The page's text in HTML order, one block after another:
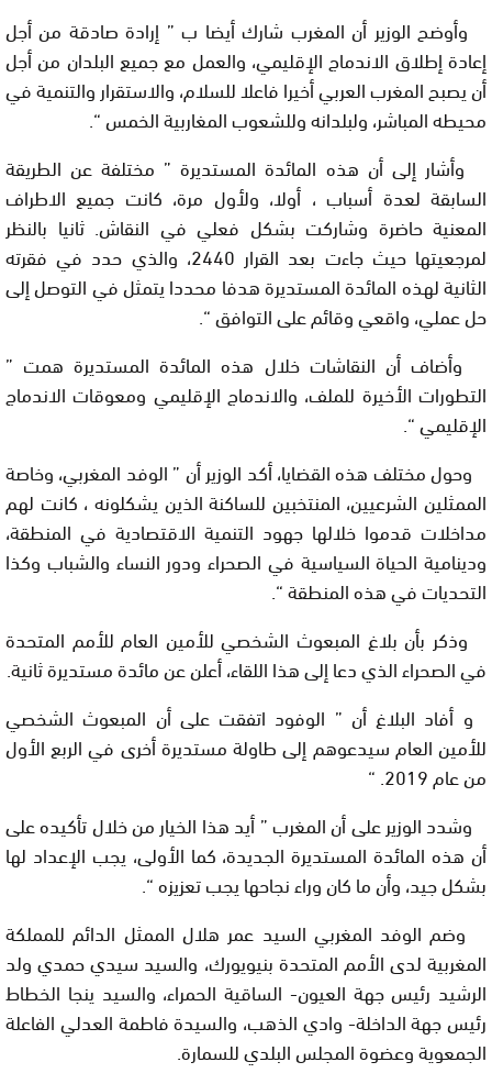
وأوضح الوزير أن المغرب شارك أيضا ب ” إرادة صادقة من أجل
إعادة إطلاق الاندماج الإقليمي، والعمل مع جميع البلدان من أجل
أن يصبح المغرب العربي أخيرا فاعلا للسلام، والاستقرار والتنمية في
محيطه المباشر، ولبلدانه وللشعوب المغاربية الخمس“.
وأشار إلى أن هذه المائدة المستديرة ” مختلفة عن الطريقة
السابقة لعدة أسباب ، أولا، ولأول مرة، كانت جميع الاطراف
المعنية حاضرة وشاركت بشكل فعلي في النقاش. ثانيا بالنظر
لمرجعيتها حيث جاءت بعد القرار 2440، والذي حدد في فقرته
الثانية لهذه المائدة المستديرة هدفا محددا يتمثل في التوصل إلى
حل عملي، واقعي وقائم على التوافق“.
وأضاف أن النقاشات خلال هذه المائدة المستديرة همت ”
التطورات الأخيرة للملف، والاندماج الإقليمي ومعوقات الاندماج
الإقليمي“.
وحول مختلف هذه القضايا، أكد الوزير أن ” الوفد المغربي، وخاصة
الممثلين الشرعيين، المنتخبين للساكنة الذين يشكلونه ، كانت لهم
مداخلات قدموا خلالها جهود التنمية الاقتصادية في المنطقة،
ودينامية الحياة السياسية في الصحراء ودور النساء والشباب وكذا
التحديات في هذه المنطقة“.
وذكر بأن بلاغ المبعوث الشخصي للأمين العام للأمم المتحدة
في الصحراء الذي دعا إلى هذا اللقاء، أعلن عن مائدة مستديرة ثانية.
و أفاد البلاغ أن ” الوفود اتفقت على أن المبعوث الشخصي
للأمين العام سيدعوهم إلى طاولة مستديرة أخرى في الربع الأول
من عام 2019
. “
وشدد الوزير على أن المغرب ” أيد هذا الخيار من خلال تأكيده على
أن هذه المائدة المستديرة الجديدة، كما الأولى، يجب الإعداد لها
بشكل جيد، وأن ما كان وراء نجاحها يجب تعزيزه“.
وضم الوفد المغربي السيد عمر هلال الممثل الدائم للمملكة
المغربية لدى الأمم المتحدة بنيويورك، والسيد سيدي حمدي ولد
الرشيد رئيس جهة العيون- الساقية الحمراء، والسيد ينجا الخطاط
رئيس جهة الداخلة- وادي الذهب، والسيدة فاطمة العدلي الفاعلة
الجمعوية وعضوة المجلس البلدي للسمارة.